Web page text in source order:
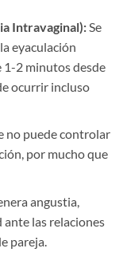
Intravaginal):Se
eyaculación
1-2 minutos desde
ocurrir incluso
no puede controlar
por mucho que
angustia,
las relaciones
pareja.